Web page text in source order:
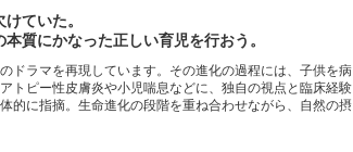
ていた。
質にかなった正しい育児を行おう。
ドラマを再現しています。その進化の過程には、子供を病
トピー性皮膚炎や小児喘息などに、独自の視点と臨床経験
的に指摘。生命進化の段階を重ね合わせながら、自然の摂